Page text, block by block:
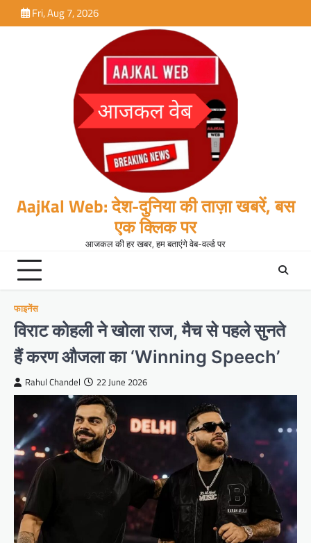
to
Fri, Aug 7, 2026
AajKal Web: देश-दुनिया की ताज़ा खबरें, बस
एक क्लिक पर
आजकल की हर खबर, हम बताएंगे वेब-वर्ल्ड पर
फाइनेंस
विराट कोहली ने खोला राज, मैच से पहले सुनते
हैं करण औजला का ‘Winning Speech’
Rahul Chandel 22 June 2026